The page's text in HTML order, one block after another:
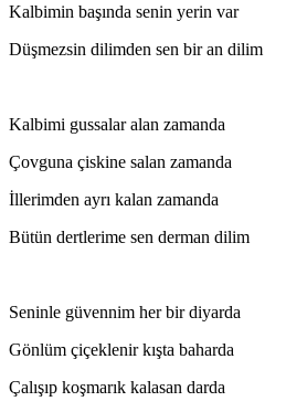
Kalbimin başında senin yerin var
Düşmezsin dilimden sen bir an dilim
Kalbimi gussalar alan zamanda
Çovguna çiskine salan zamanda
İllerimden ayrı kalan zamanda
Bütün dertlerime sen derman dilim
Seninle güvennim her bir diyarda
Gönlüm çiçeklenir kışta baharda
Çalışıp koşmarık kalasan darda